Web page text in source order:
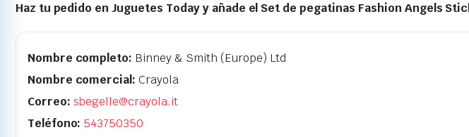
Haz tu pedido en Juguetes Today y añade el Set de pegatinas Fashion Angels
Nombre completo: Binney & Smith (Europe) Ltd
Nombre comercial: Crayola
Correo: sbegelle@crayola.it
Teléfono: 543750350